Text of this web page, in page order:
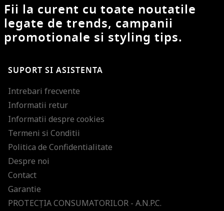
Fii la curent cu toate noutatile
legate de trends, campanii
promotionale si styling tips.
SUPORT SI ASISTENTA
Intrebari frecvente
Informatii retur
Informatii despre cookies
Termeni si Conditii
Politica de Confidentialitate
Despre noi
Contact
Garantie
PROTECŢIA CONSUMATORILOR - A.N.P.C.